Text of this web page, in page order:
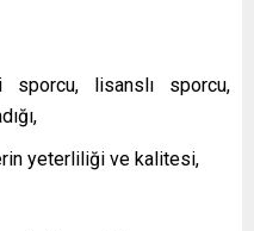
sporcu, lisanslı sporcu,
yeterliliği ve kalitesi,